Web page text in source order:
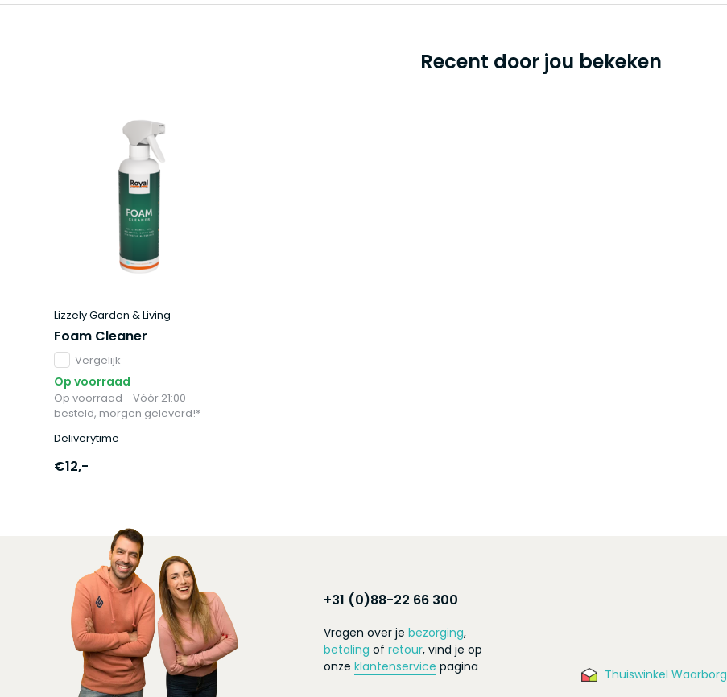
Recent door jou bekeken
Lizzely Garden & Living
Foam Cleaner
Vergelijk
Op voorraad
Op voorraad - Vóór 21:00
besteld, morgen geleverd!*
Deliverytime
€12,-
+31 (0)88-22 66 300
Vragen over je bezorging,
betaling of retour, vind je op
onze klantenservice pagina Thuiswinkel Waarborg